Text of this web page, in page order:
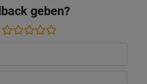
geben?